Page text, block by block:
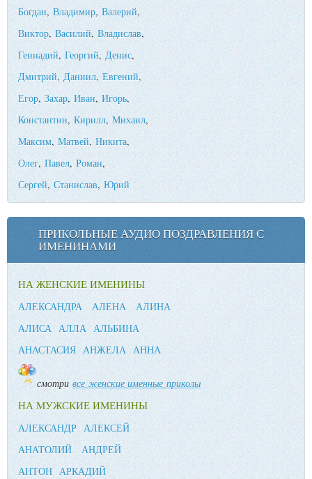
Богдан, Владимир,Валерий,
Виктор,Василий, Владислав,
Геннадий,Георгий, Денис,
Дмитрий,Даниил,Евгений,
Егор,Захар, Иван,Игорь,
Константин,Кирилл, Михаил,
Максим, Матвей,Никита,
Олег, Павел, Роман,
Сергей, Станислав,Юрий
ПРИКОЛЬНЫЕ АУДИО ПОЗДРАВЛЕНИЯ С
ИМЕНИНАМИ
НА ЖЕНСКИЕ ИМЕНИНЫ
АЛЕКСАНДРА АЛЕНА
АЛИНА
АЛИСА АЛЛА АЛЬБИНА
АНАСТАСИЯ АНЖЕЛА АННА
смотри все женские именные приколы
НА МУЖСКИЕ ИМЕНИНЫ
АЛЕКСАНДР АЛЕКСЕЙ
АНАТОЛИЙ
АНДРЕЙ
АНТОН АРКАДИЙ